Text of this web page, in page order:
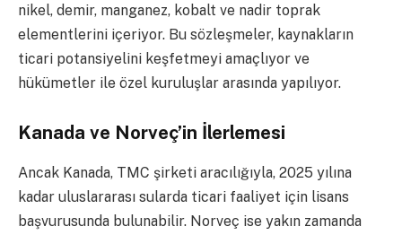
nikel, demir, manganez, kobalt ve nadir toprak
elementlerini içeriyor. Bu sözleşmeler, kaynakların
ticari potansiyelini keşfetmeyi amaçlıyor ve
hükümetler ile özel kuruluşlar arasında yapılıyor.
Kanada ve Norveç’in İlerlemesi
Ancak Kanada, TMC şirketi aracılığıyla, 2025 yılına
kadar uluslararası sularda ticari faaliyet için lisans
başvurusunda bulunabilir. Norveç ise yakın zamanda